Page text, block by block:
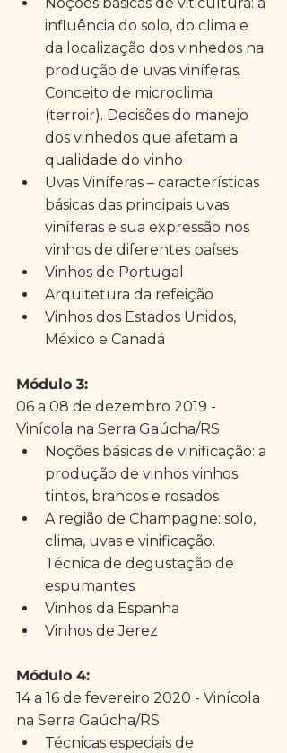
influência do solo, do clima e
da localização dos vinhedos na
produção de uvas viníferas.
Conceito de microclima
(terroir). Decisões do manejo
dos vinhedos que afetam a
qualidade do vinho
Uvas Viníferas – características
básicas das principais uvas
viníferas e sua expressão nos
vinhos de diferentes países
Vinhos de Portugal
Arquitetura da refeição
Vinhos dos Estados Unidos,
México e Canadá
Módulo 3:
06 a 08 de dezembro 2019 -
Vinícola na Serra Gaúcha/RS
Noções básicas de vinificação: a
produção de vinhos vinhos
tintos, brancos e rosados
A região de Champagne: solo,
clima, uvas e vinificação.
Técnica de degustação de
espumantes
Vinhos da Espanha
Vinhos de Jerez
Módulo 4:
14 a 16 de fevereiro 2020 - Vinícola
na Serra Gaúcha/RS
Técnicas especiais de